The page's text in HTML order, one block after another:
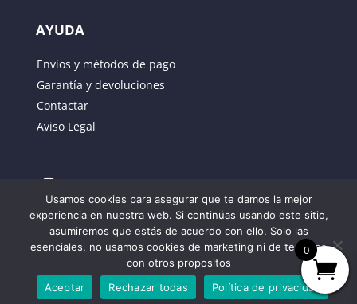
este navegador para la próxima vez que comente.
AYUDA
Envíos y métodos de pago
Garantía y devoluciones
Contactar
Aviso Legal
Propiedad de JUSBER SPORTT SL – Outlet de
Padel
C/JOSE RODRIGUEZ LAMA 1 León 24005.
0
Usamos cookies para asegurar que te damos la mejor
experiencia en nuestra web. Si continúas usando este sitio,
asumiremos que estás de acuerdo con ello. Solo las
esenciales, no usamos cookies de marketing ni de terceros
con otros propositos
Aceptar
Rechazar todas Política de privacidad